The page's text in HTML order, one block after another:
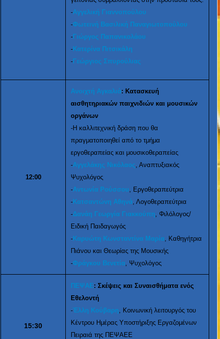
-Αγγελική Γιαννοπούλου
-Φωτεινή Βασιλική Παναγιωτοπούλου
- Γιώργος Παπανικολάου
- Κατερίνα Πιτσικάλη
- Γεώργιος Σπυρούλιας
12:00
Ανοιχτή Αγκαλιά: Κατασκευή
αισθητηριακών παιχνιδιών και μουσικών
οργάνων
-Η καλλιτεχνική δράση που θα
πραγματοποιηθεί από το τμήμα
εργοθεραπείας και μουσικοθεραπείας
-Αγγελάκης Νικόλαος, Αναπτυξιακός
Ψυχολόγος
-Αντωνία Ρούσσου, Εργοθεραπεύτρια
- Κατσαντώνη Αθηνά, Λογοθεραπεύτρια
-Δανάη Γεωργία Γιακκούπη, Φιλόλογος/
Ειδική Παιδαγωγός
- Καρυώτη Κωνσταντίνα Μαρία, Καθηγήτρια
Πιάνου και Θεωρίας της Μουσικής
-Φράγκου Βενετία, Ψυχολόγος
15:30
ΠΕΨΑΕ: Σκέψεις και Συναισθήματα ενός
Εθελοντή
-Έλλη Κούβαρη, Κοινωνική λειτουργός του
Κέντρου Ημέρας Υποστήριξης Εργαζομένων
Πειραιά της ΠΕΨΑΕΕ